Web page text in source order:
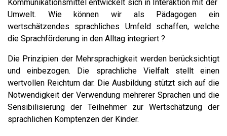
Kommunikationsmittel entwickelt sich in Interaktion mit der ​
Umwelt. Wie können wir als Pädagogen ein
wertschätzendes sprachliches Umfeld schaffen, welche
die Sprachförderung in den Alltag integriert ?
Die Prinzipien der Mehrsprachigkeit werden berücksichtigt
und einbezogen. Die sprachliche Vielfalt stellt einen
wertvollen Reichtum dar. Die Ausbildung stützt sich auf die
Notwendigkeit der Verwendung mehrerer Sprachen und die
Sensibilisierung der Teilnehmer zur Wertschätzung der
sprachlichen Komptenzen der Kinder.